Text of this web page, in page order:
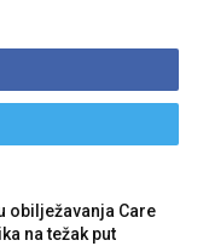
obilježavanja Care
na težak put